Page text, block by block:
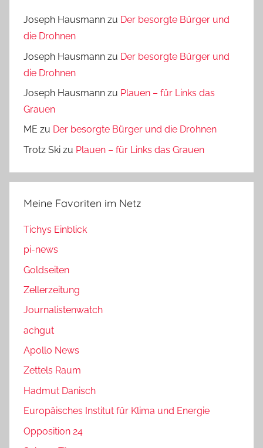
Joseph Hausmann zu Der besorgte Bürger und
die Drohnen
Joseph Hausmann zu Der besorgte Bürger und
die Drohnen
Joseph Hausmann zu Plauen – für Links das
Grauen
ME zu Der besorgte Bürger und die Drohnen
Trotz Ski zu Plauen – für Links das Grauen
Meine Favoriten im Netz
Tichys Einblick
pi-news
Goldseiten
Zellerzeitung
Journalistenwatch
achgut
Apollo News
Zettels Raum
Hadmut Danisch
Europäisches Institut für Klima und Energie
Opposition 24